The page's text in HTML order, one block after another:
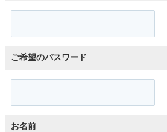
ご希望のパスワード
お名前